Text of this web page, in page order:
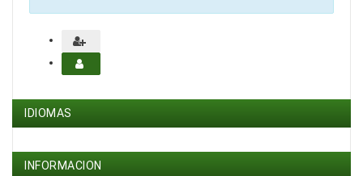
IDIOMAS
INFORMACION